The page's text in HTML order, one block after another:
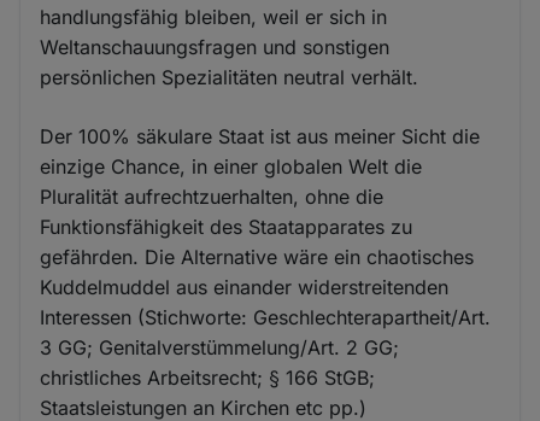
handlungsfähig bleiben, weil er sich in
Weltanschauungsfragen und sonstigen
persönlichen Spezialitäten neutral verhält.
Der 100% säkulare Staat ist aus meiner Sicht die
einzige Chance, in einer globalen Welt die
Pluralität aufrechtzuerhalten, ohne die
Funktionsfähigkeit des Staatapparates zu
gefährden. Die Alternative wäre ein chaotisches
Kuddelmuddel aus einander widerstreitenden
Interessen (Stichworte: Geschlechterapartheit/Art.
3 GG; Genitalverstümmelung/Art. 2 GG;
christliches Arbeitsrecht; § 166 StGB;
Staatsleistungen an Kirchen etc pp.)